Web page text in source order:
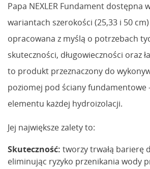
Papa NEXLER Fundament dostępna
wariantach szerokości (25,33 i 50 cm)
opracowana z myślą o potrzebach
skuteczności, długowieczności oraz
to produkt przeznaczony do
poziomej pod ściany fundamentowe
elementu każdej hydroizolacji.
Jej największe zalety to:
Skuteczność: tworzy trwałą barierę
eliminując ryzyko przenikania wody